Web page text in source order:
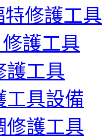
特修護工具
護工具
護工具
工具設備
修護工具